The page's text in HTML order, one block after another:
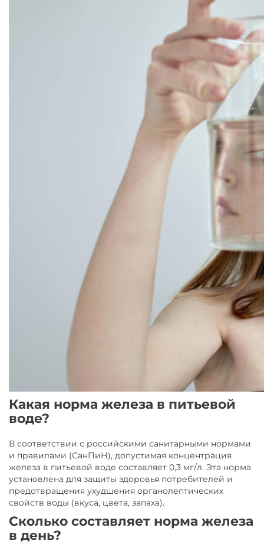
Какая норма железа в питьевой
воде?
В соответствии с российскими санитарными нормами
и правилами (СанПиН), допустимая концентрация
железа в питьевой воде составляет 0,3 мг/л. Эта норма
установлена для защиты здоровья потребителей и
предотвращения ухудшения органолептических
свойств воды (вкуса, цвета, запаха).
Сколько составляет норма железа
в день?